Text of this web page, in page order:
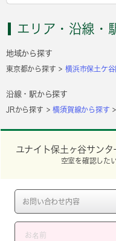
エリア・沿線・
地域から探す
東京都から探す 横浜市保土ケ
沿線・駅から探す
JRから探す 横須賀線から探す
ユナイト保土ヶ谷サン
空室を確認した